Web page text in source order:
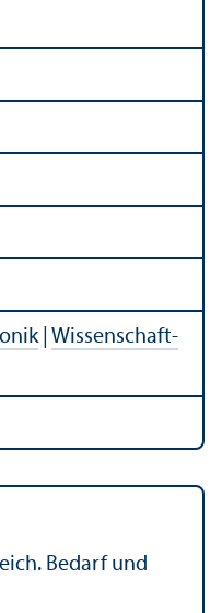
| Wissenschaft­
Bedarf und